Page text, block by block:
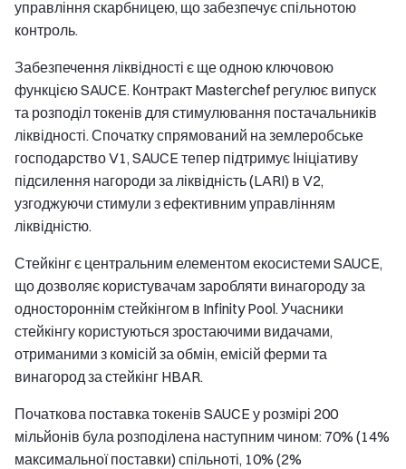
управління скарбницею, що забезпечує спільнотою
контроль.
Забезпечення ліквідності є ще одною ключовою
функцією SAUCE. Контракт Masterchef регулює випуск
та розподіл токенів для стимулювання постачальників
ліквідності. Спочатку спрямований на землеробське
господарство V1, SAUCE тепер підтримує Ініціативу
підсилення нагороди за ліквідність (LARI) в V2,
узгоджуючи стимули з ефективним управлінням
ліквідністю.
Стейкінг є центральним елементом екосистеми SAUCE,
що дозволяє користувачам заробляти винагороду за
одностороннім стейкінгом в Infinity Pool. Учасники
стейкінгу користуються зростаючими видачами,
отриманими з комісій за обмін, емісій ферми та
винагород за стейкінг HBAR.
Початкова поставка токенів SAUCE у розмірі 200
мільйонів була розподілена наступним чином: 70% (14%
максимальної поставки) спільноті, 10% (2%